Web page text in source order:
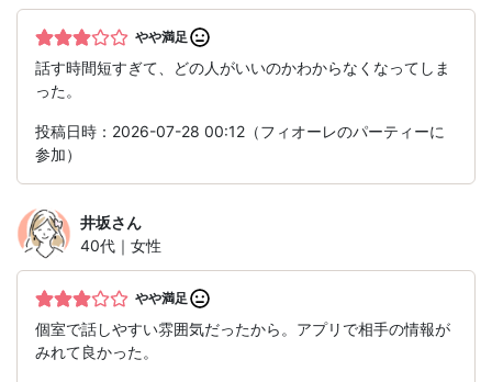
やや満足
話す時間短すぎて、どの人がいいのかわからなくなってしま
った。
投稿日時：2026-07-28 00:12（フィオーレのパーティーに
参加）
井坂さん
40代｜女性
やや満足
個室で話しやすい雰囲気だったから。アプリで相手の情報が
みれて良かった。